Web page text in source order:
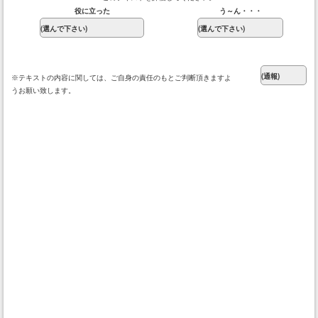
役に立った
う～ん・・・
※テキストの内容に関しては、ご自身の責任のもとご判断頂きますよ
うお願い致します。